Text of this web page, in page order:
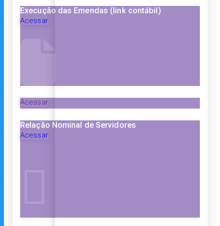
Execução das Emendas (link contábil)
Acessar
Acessar
Relação Nominal de Servidores
Acessar